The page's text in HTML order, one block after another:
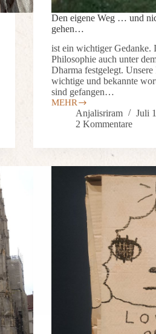
Den eigene Weg … und
gehen…
ist ein wichtiger Gedanke.
Philosophie auch unter
Dharma festgelegt.
wichtige und bekannte
sind gefangen…
MEHR
Anjalisriram
Juli
2 Kommentare